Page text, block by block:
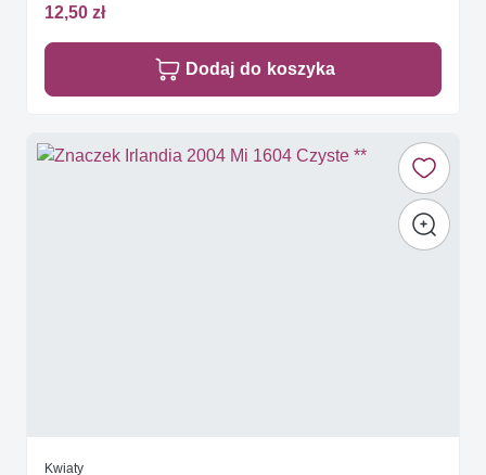
12,50 zł
Dodaj do koszyka
Kwiaty